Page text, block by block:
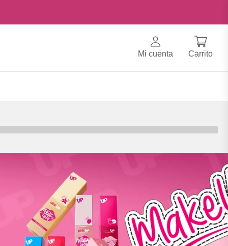
Mi cuenta Carrito